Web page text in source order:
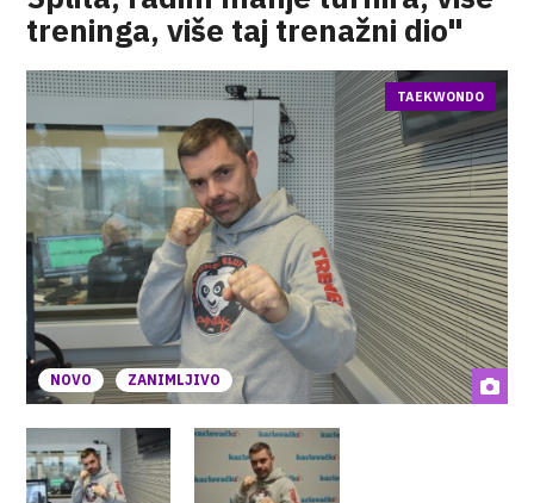
treninga, više taj trenažni dio"
NOVO ZANIMLJIVO
TAEKWONDO